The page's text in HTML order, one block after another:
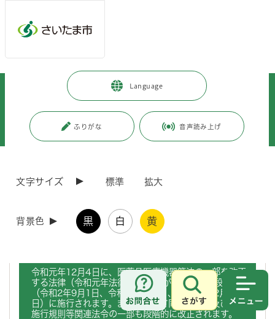
Language
ふりがな 音声読み上げ
文字サイズ 標準 拡大
背景色 黒 白 黄
お問合せ
さがす
施設を探す・予約する > 保健・医療施設
品医療機器等法）等の一部を改正する法律の公布等について（令和元年12
月4日公布 令和3年8月1日施行）
一部を改正する法律の公布等について（令和元年
12月4日公布 令和3年8月1日施行）
令和元年12月4日に、医薬品医療機器等法の一部を改正
する法律（令和元年法律第63号）が公布され、段階的
（令和2年9月1日、令和3年8月1日、令和4年12月1
日）に施行されます。また、併せて同法施行令及び同法
施行規則等関連法令の一部も段階的に改正されます。